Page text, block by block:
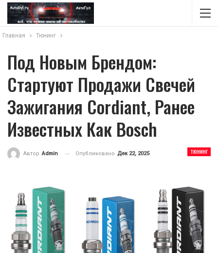
Главная Тюнинг
Под Новым Брендом:
Стартуют Продажи Свечей
Зажигания Cordiant, Ранее
Известных Как Bosch
ТЮНИНГ
Автор Admin Опубликовано Дек 22, 2025